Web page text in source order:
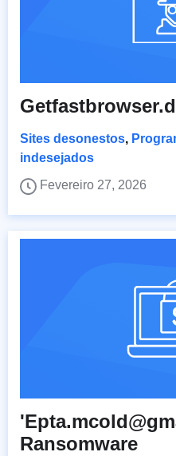
Sites desonestos,
indesejados
Fevereiro 27, 2026
Ransomware